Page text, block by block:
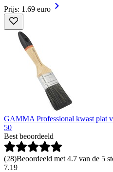
Prijs: 1.69 euro
GAMMA Professional kwast plat
50
Best beoordeeld
(28)Beoordeeld met 4.7 van de 5
7.19